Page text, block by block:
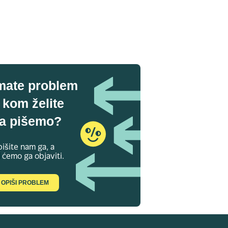
problem
kom želite
pišemo?
nam ga, a
ćemo ga objaviti.
OPIŠI PROBLEM